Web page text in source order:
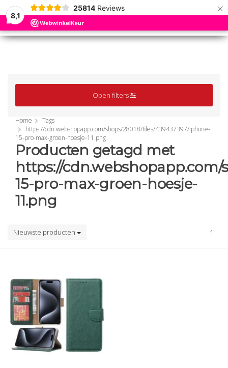
8,1
25814 Reviews ×
MENU
MENU
Open filters
Home
Tags
https://cdn.webshopapp.com/shops/28018/files/439437397/iphone-
15-pro-max-groen-hoesje-11.png
Producten getagd met
https://cdn.webshopapp.com/
15-pro-max-groen-hoesje-
11.png
Nieuwste producten 1